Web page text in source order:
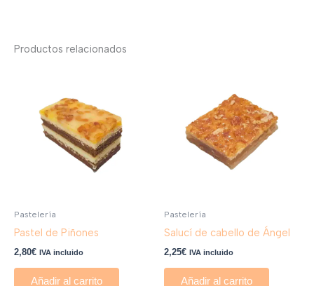
Productos relacionados
Pastelería
Pastel de Piñones
2,80€ IVA incluido
Añadir al carrito
Pastelería
Salucí de cabello de Ángel
2,25€ IVA incluido
Añadir al carrito